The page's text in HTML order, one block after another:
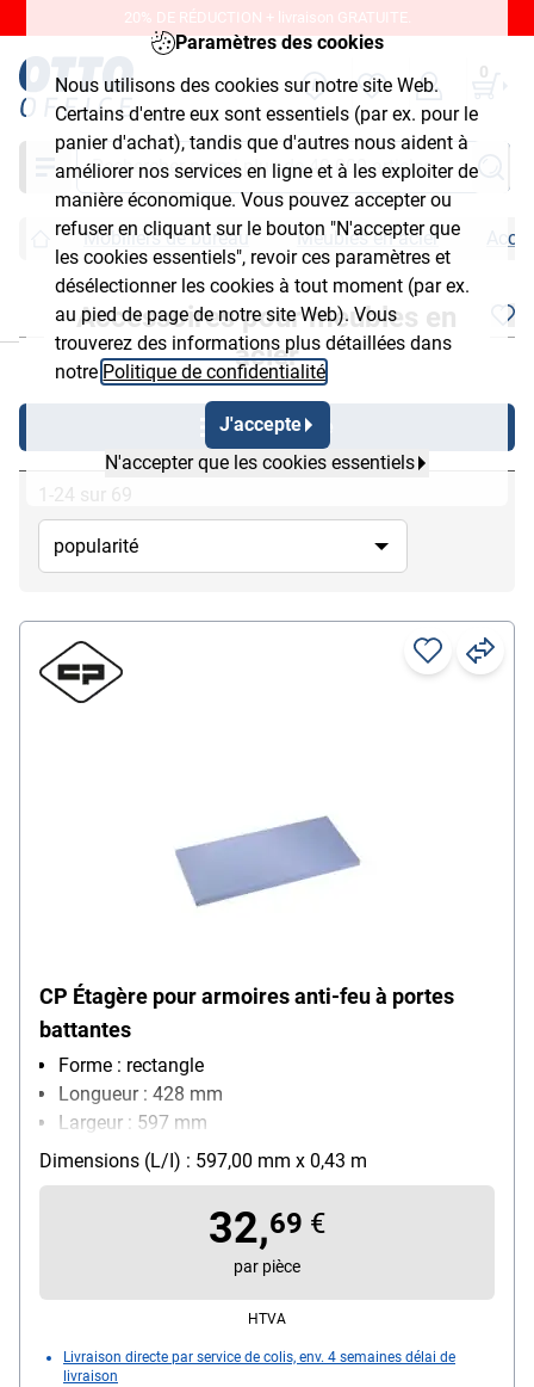
Paramètres des cookies
Nous utilisons des cookies sur notre site Web.
Certains d'entre eux sont essentiels (par ex. pour le
panier d'achat), tandis que d'autres nous aident à
améliorer nos services en ligne et à les exploiter de
manière économique. Vous pouvez accepter ou
refuser en cliquant sur le bouton "N'accepter que
les cookies essentiels", revoir ces paramètres et
désélectionner les cookies à tout moment (par ex.
au pied de page de notre site Web). Vous
trouverez des informations plus détaillées dans
notre Politique de confidentialité
J'accepte
N'accepter que les cookies essentiels
20% DE RÉDUCTION + livraison GRATUITE.
0
Chercher
Mobiliers de bureau Meubles en acier
Accessoires pour meubles en
acier
Afficher filtre
1-24 sur 69
CP Étagère pour armoires anti-feu à portes
battantes
Forme : rectangle
Longueur : 428 mm
Largeur : 597 mm
Hauteur : 24 mm
Poids : 2.6 kg
Dimensions (L/I) : 597,00 mm x 0,43 m
32,69 €
par pièce
HTVA
Livraison directe par service de colis, env. 4 semaines délai de
livraison